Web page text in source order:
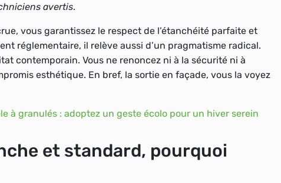
avertis.
vous garantissez le respect de l’étanchéité parfaite et
réglementaire, il relève aussi d’un pragmatisme radical.
contemporain. Vous ne renoncez ni à la sécurité ni à
esthétique. En bref, la sortie en façade, vous la voyez
à granulés : adoptez un geste écolo pour un hiver serein
et standard, pourquoi